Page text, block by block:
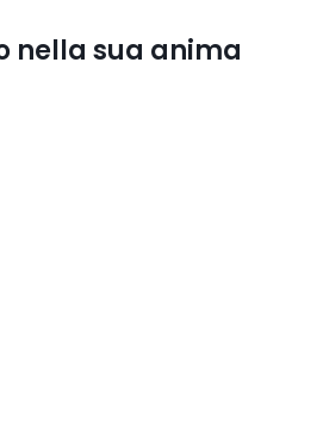
nella sua anima